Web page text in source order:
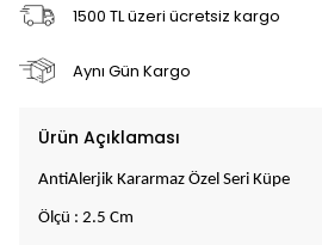
1500 TL üzeri ücretsiz kargo
Aynı Gün Kargo
Ürün Açıklaması
AntiAlerjik Kararmaz Özel Seri Küpe
Ölçü : 2.5 Cm